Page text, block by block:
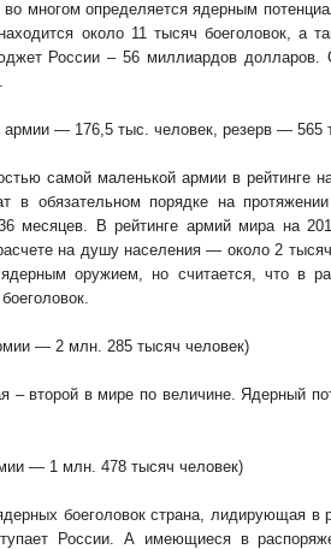
многом определяется ядерным
около 11 тысяч боеголовок, а
России – 56 миллиардов
армии — 176,5 тыс. человек, резерв — 565
самой маленькой армии в рейтинге
в обязательном порядке на
месяцев. В рейтинге армий мира на
на душу населения — около 2
ядерным оружием, но считается, что в
— 2 млн. 285 тысяч человек)
– второй в мире по величине. Ядерный
— 1 млн. 478 тысяч человек)
боеголовок страна, лидирующая в
России. А имеющиеся в